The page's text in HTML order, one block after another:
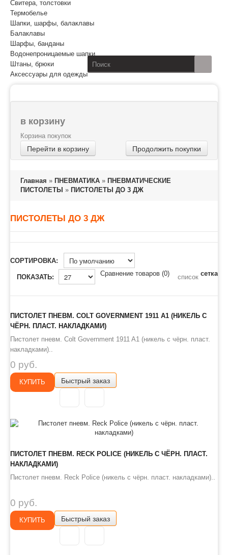
Свитера, толстовки
Термобелье
Шапки, шарфы, балаклавы
Балаклавы
Шарфы, банданы
Водонепроницаемые шапки
Штаны, брюки
Аксессуары для одежды
в корзину
Корзина покупок
Перейти в корзину Продолжить покупки
Главная » ПНЕВМАТИКА » ПНЕВМАТИЧЕСКИЕ
ПИСТОЛЕТЫ » ПИСТОЛЕТЫ ДО 3 ДЖ
ПИСТОЛЕТЫ ДО 3 ДЖ
СОРТИРОВКА:
ПОКАЗАТЬ: Сравнение товаров (0) список сетка
ПИСТОЛЕТ ПНЕВМ. COLT GOVERNMENT 1911 A1 (НИКЕЛЬ С
ЧЁРН. ПЛАСТ. НАКЛАДКАМИ)
Пистолет пневм. Colt Government 1911 A1 (никель с чёрн. пласт.
накладками)..
0 руб.
КУПИТЬ Быстрый заказ
ПИСТОЛЕТ ПНЕВМ. RECK POLICE (НИКЕЛЬ С ЧЁРН. ПЛАСТ.
НАКЛАДКАМИ)
Пистолет пневм. Reck Police (никель с чёрн. пласт. накладками)..
0 руб.
КУПИТЬ Быстрый заказ